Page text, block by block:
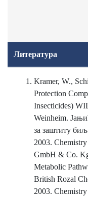
Литература
Kramer, W.,
Protection
Insecticides)
Weinheim.
за заштиту
2003.
GmbH & Co.
Metabolic
British Rozal
2003.